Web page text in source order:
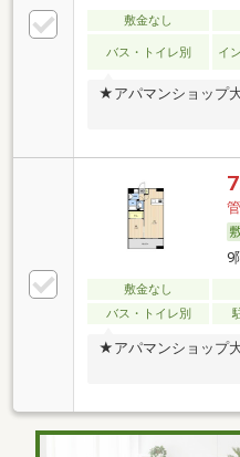
敷金なし
バス・トイレ別 イ
★アパマンショップ
9
敷金なし
バス・トイレ別
★アパマンショップ